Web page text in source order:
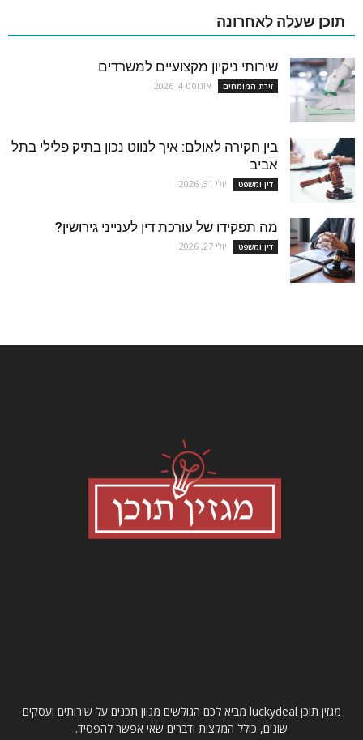
תוכן שעלה לאחרונה
שירותי ניקיון מקצועיים למשרדים
זירת המומחים אוגוסט 4, 2026
בין חקירה לאולם: איך לנווט נכון בתיק פלילי בתל
אביב
דין ומשפט יולי 31, 2026
מה תפקידו של עורכת דין לענייני גירושין?
דין ומשפט יולי 27, 2026
מגזין תוכן luckydeal מביא לכם הגולשים מגוון תכנים על שירותים ועסקים
שונים, כולל המלצות ודברים שאי אפשר להפסיד.